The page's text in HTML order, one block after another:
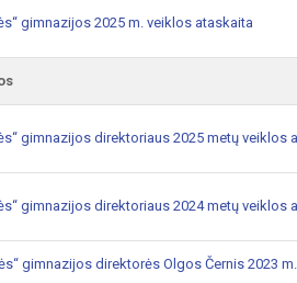
gimnazijos 2025 m. veiklos ataskaita
gimnazijos direktoriaus 2025 metų veiklos
gimnazijos direktoriaus 2024 metų veiklos
gimnazijos direktorės Olgos Černis 2023